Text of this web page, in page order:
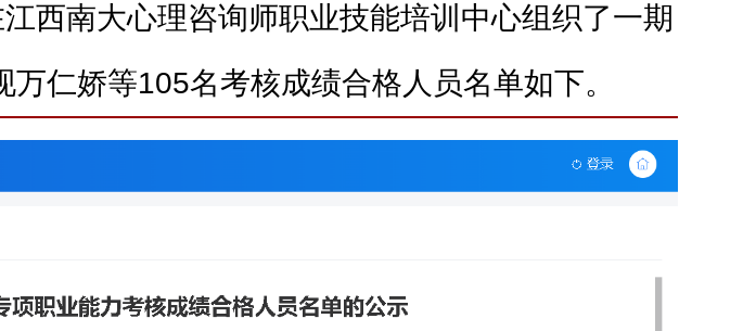
西南大心理咨询师职业技能培训中心组织了一期
仁娇等105名考核成绩合格人员名单如下。